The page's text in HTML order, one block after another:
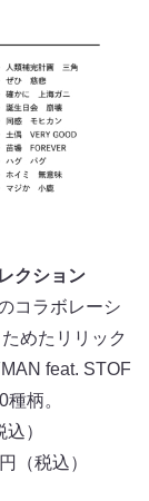
クション
コラボレーシ
めたリリック
feat. STOF
柄。
）
（税込）